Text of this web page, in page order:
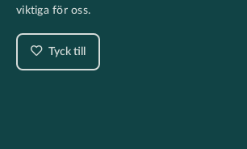
viktiga för oss.
Tyck till